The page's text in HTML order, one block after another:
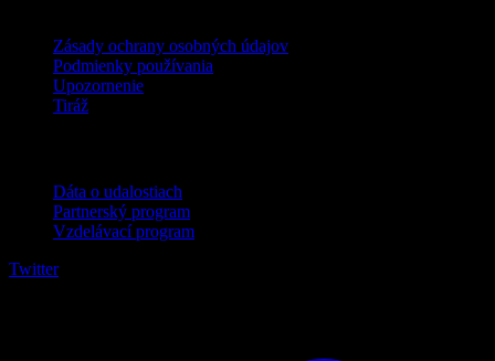
Zásady ochrany osobných údajov
Podmienky používania
Upozornenie
Tiráž
Dáta o udalostiach
Partnerský program
Vzdelávací program
Twitter